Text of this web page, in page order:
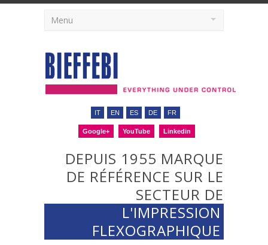
Menu
IT EN ES DE FR
Google+ YouTube Linkedin
DEPUIS 1955 MARQUE
DE RÉFÉRENCE SUR LE
SECTEUR DE
L'IMPRESSION
FLEXOGRAPHIQUE